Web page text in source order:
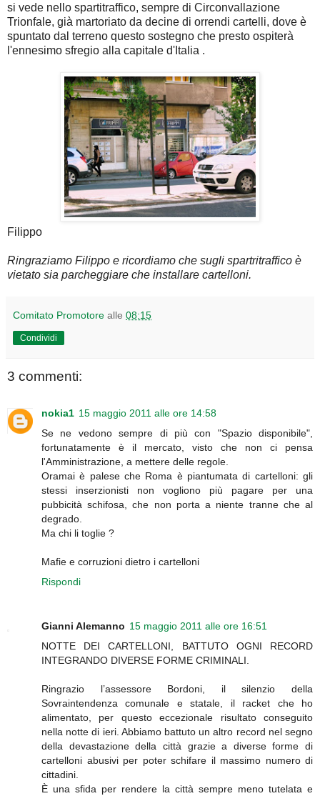
si vede nello spartitraffico, sempre di Circonvallazione
Trionfale, già martoriato da decine di orrendi cartelli, dove è
spuntato dal terreno questo sostegno che presto ospiterà
l'ennesimo sfregio alla capitale d'Italia .
Filippo
Ringraziamo Filippo e ricordiamo che sugli spartritraffico è
vietato sia parcheggiare che installare cartelloni.
Comitato Promotore alle 08:15
Condividi
3 commenti:
nokia1 15 maggio 2011 alle ore 14:58
Se ne vedono sempre di più con "Spazio disponibile",
fortunatamente è il mercato, visto che non ci pensa
l'Amministrazione, a mettere delle regole.
Oramai è palese che Roma è piantumata di cartelloni: gli
stessi inserzionisti non vogliono più pagare per una
pubbicità schifosa, che non porta a niente tranne che al
degrado.
Ma chi li toglie ?
Mafie e corruzioni dietro i cartelloni
Rispondi
Gianni Alemanno 15 maggio 2011 alle ore 16:51
NOTTE DEI CARTELLONI, BATTUTO OGNI RECORD
INTEGRANDO DIVERSE FORME CRIMINALI.
Ringrazio l’assessore Bordoni, il silenzio della
Sovraintendenza comunale e statale, il racket che ho
alimentato, per questo eccezionale risultato conseguito
nella notte di ieri. Abbiamo battuto un altro record nel segno
della devastazione della città grazie a diverse forme di
cartelloni abusivi per poter schifare il massimo numero di
cittadini.
È una sfida per rendere la città sempre meno tutelata e